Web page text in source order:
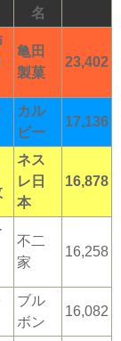
名
亀田
製菓
23,402
カル
ビー
17,136
ネス
レ日
本
16,878
不二
家
16,258
ブル
ボン
16,082